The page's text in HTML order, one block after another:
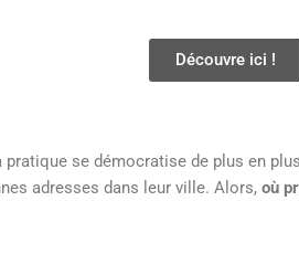
Découvre ici !
se démocratise de plus en
adresses dans leur ville. Alors, où